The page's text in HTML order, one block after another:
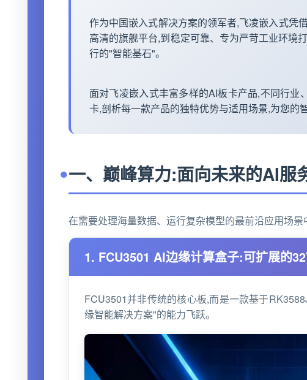
作为中国嵌入式解决方案的领军者,飞凌嵌入式凭
高清的旗舰平台,到稳定可靠、专为严苛工业环境
行的"智能基石"。
面对飞凌嵌入式丰富多样的AI板卡产品,不同行
卡,剖析每一款产品的独特优势与适用场景,为您的
一、巅峰算力:面向未来的AI服
在需要处理海量数据、运行复杂模型的最前沿应用场
1. FCU3501 AI边缘计算盒子:可扩展的
FCU3501并非传统的核心板,而是一款基于
缘智能解决方案"的能力飞跃。